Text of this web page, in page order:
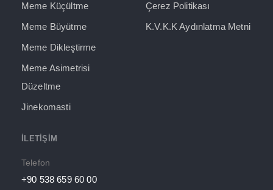
Meme Küçültme
Meme Büyütme
Meme Dikleştirme
Meme Asimetrisi
Düzeltme
Jinekomasti
Çerez Politikası
K.V.K.K Aydınlatma Metni
İLETIŞIM
Telefon
+90 538 659 60 00